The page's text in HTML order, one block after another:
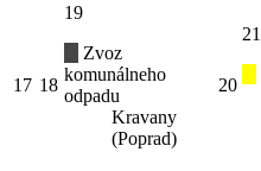
17 18
19
Zvoz
komunálneho
odpadu
Kravany
(Poprad)
20
21